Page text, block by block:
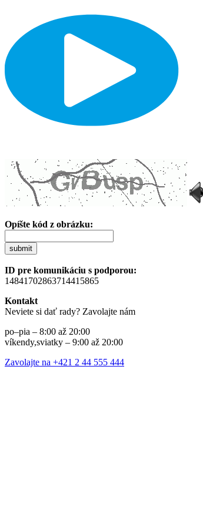
Opíšte kód z obrázku:
submit
ID pre komunikáciu s podporou:
14841702863714415865
Kontakt
Neviete si dať rady? Zavolajte nám
po–pia – 8:00 až 20:00
víkendy,sviatky – 9:00 až 20:00
Zavolajte na +421 2 44 555 444